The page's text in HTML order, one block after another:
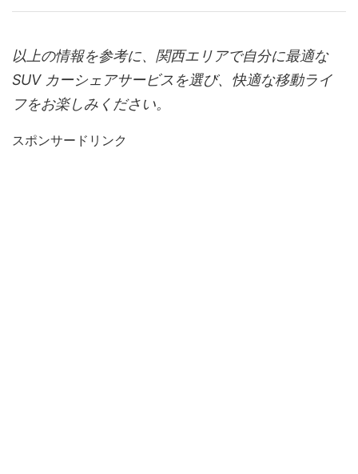
以上の情報を参考に、関西エリアで自分に最適な
SUV カーシェアサービスを選び、快適な移動ライ
フをお楽しみください。
スポンサードリンク